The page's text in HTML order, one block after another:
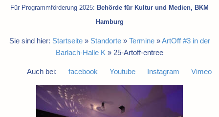
Für Programmförderung 2025: Behörde für Kultur und Medien, BKM
Hamburg
Sie sind hier: Startseite» Standorte» Termine»ArtOff #3 in der
Barlach-Halle K » 25-Artoff-entree
Auch bei: facebook Youtube Instagram Vimeo